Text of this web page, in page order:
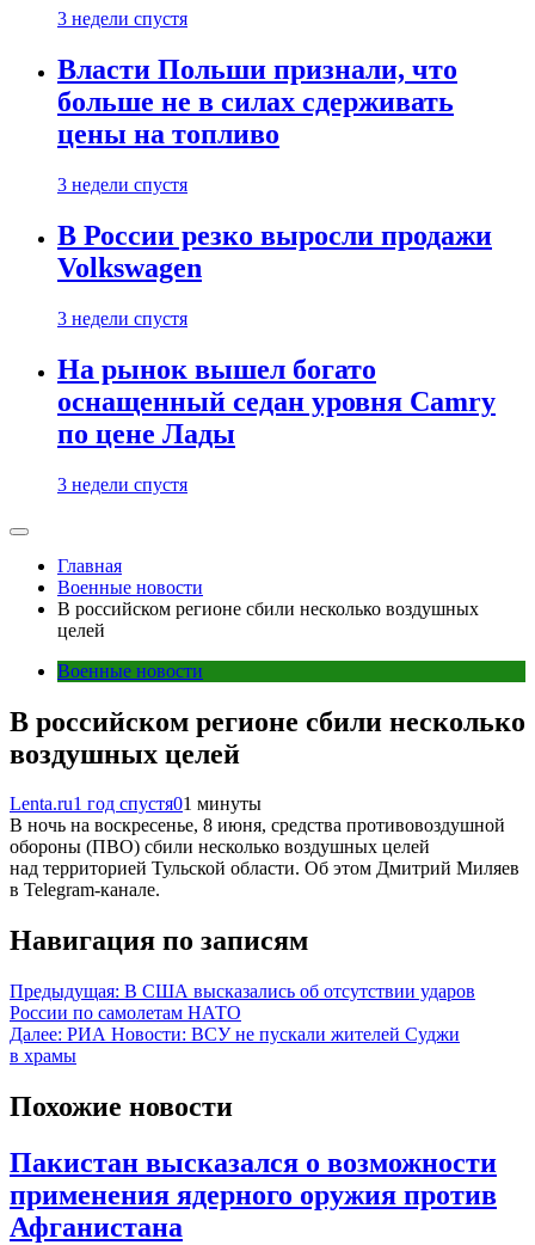
3 недели спустя
Власти Польши признали, что
больше не в силах сдерживать
цены на топливо
3 недели спустя
В России резко выросли продажи
Volkswagen
3 недели спустя
На рынок вышел богато
оснащенный седан уровня Camry
по цене Лады
3 недели спустя
Главная
Военные новости
В российском регионе сбили несколько воздушных
целей
Военные новости
В российском регионе сбили несколько
воздушных целей
Lenta.ru1 год спустя01 минуты
В ночь на воскресенье, 8 июня, средства противовоздушной
обороны (ПВО) сбили несколько воздушных целей
над территорией Тульской области. Об этом Дмитрий Миляев
в Telegram-канале.
Навигация по записям
Предыдущая: В США высказались об отсутствии ударов
России по самолетам НАТО
Далее: РИА Новости: ВСУ не пускали жителей Суджи
в храмы
Похожие новости
Пакистан высказался о возможности
применения ядерного оружия против
Афганистана